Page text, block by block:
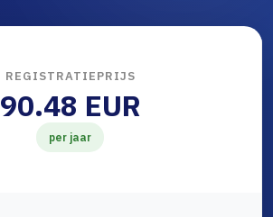
REGISTRATIEPRIJS
90.48 EUR
per jaar